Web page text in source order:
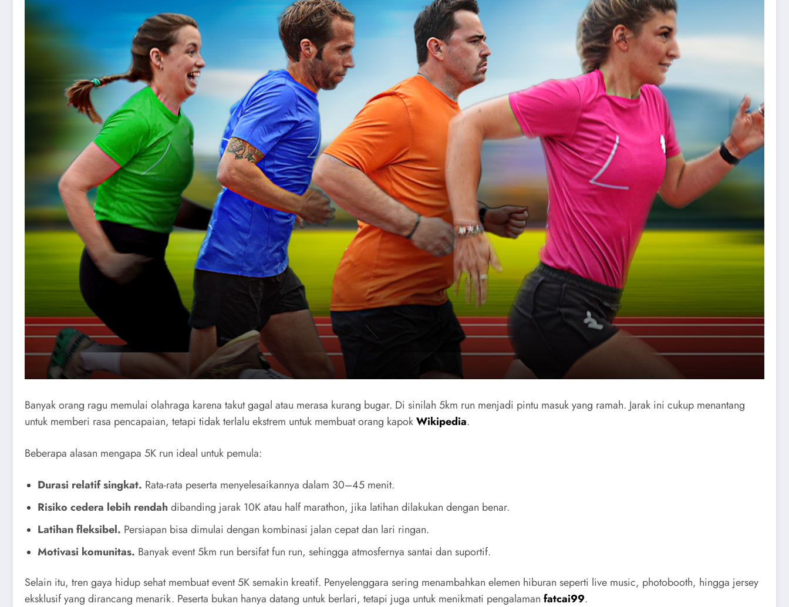
Banyak orang ragu memulai olahraga karena takut gagal atau merasa kurang bugar. Di sinilah 5km run menjadi pintu masuk yang ramah. Jarak ini cukup menantang
untuk memberi rasa pencapaian, tetapi tidak terlalu ekstrem untuk membuat orang kapokWikipedia.
Beberapa alasan mengapa 5K run ideal untuk pemula:
Durasi relatif singkat. Rata-rata peserta menyelesaikannya dalam 30–45 menit.
Risiko cedera lebih rendahdibanding jarak 10K atau half marathon, jika latihan dilakukan dengan benar.
Latihan fleksibel. Persiapan bisa dimulai dengan kombinasi jalan cepat dan lari ringan.
Motivasi komunitas. Banyak event 5km run bersifat fun run, sehingga atmosfernya santai dan suportif.
Selain itu, tren gaya hidup sehat membuat event 5K semakin kreatif. Penyelenggara sering menambahkan elemen hiburan seperti live music, photobooth, hingga jersey
eksklusif yang dirancang menarik. Peserta bukan hanya datang untuk berlari, tetapi juga untuk menikmati pengalaman fatcai99.